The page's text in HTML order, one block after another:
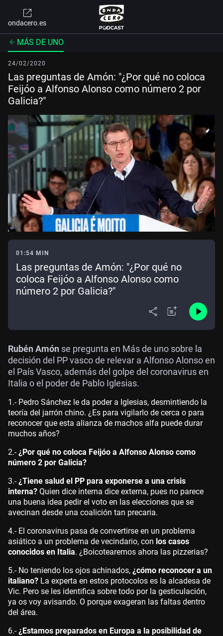
ondacero.es
MÁS DE UNO
24/02/2020
Las preguntas de Amón: "¿Por qué no coloca
Feijóo a Alfonso Alonso como número 2 por
Galicia?"
01:54 MIN
Las preguntas de Amón: "¿Por qué no
coloca Feijóo a Alfonso Alonso como
número 2 por Galicia?"
Rubén Amón se pregunta en Más de uno sobre la
decisión del PP vasco de relevar a Alfonso Alonso en
el País Vasco, además del golpe del coronavirus en
Italia o el poder de Pablo Iglesias.
1.- Pedro Sánchez le da poder a Iglesias, desmintiendo la
teoría del jarrón chino. ¿Es para vigilarlo de cerca o para
reconocer que esta alianza de machos alfa puede durar
muchos años?
2.-¿Por qué no coloca Feijóo a Alfonso Alonso como
número 2 por Galicia?
3.-¿Tiene salud el PP para exponerse a una crisis
interna? Quien dice interna dice externa, pues no parece
una buena idea pedir el voto en las elecciones que se
avecinan desde una coalición tan precaria.
4.- El coronavirus pasa de convertirse en un problema
asiático a un problema de vecindario, con los casos
conocidos en Italia. ¿Boicotearemos ahora las pizzerias?
5.- No teniendo los ojos achinados, ¿cómo reconocer a un
italiano? La experta en estos protocolos es la alcadesa de
Vic. Pero se les identifica sobre todo por la gesticulación,
ya os voy avisando. O porque exageran las faltas dentro
del área.
6.-¿Estamos preparados en Europa a la posibilidad de